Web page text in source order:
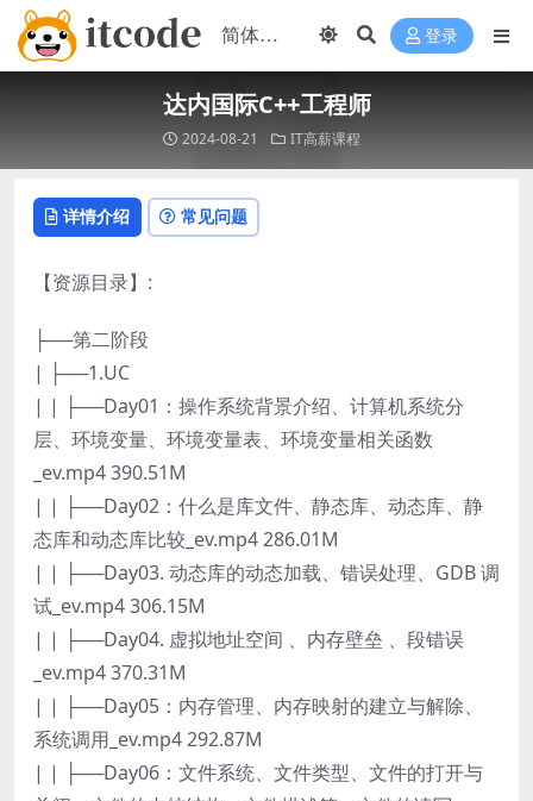
登录
达内国际C++工程师
2024-08-21 IT高薪课程
详情介绍 常见问题
【资源目录】:
├──第二阶段
| ├──1.UC
| | ├──Day01：操作系统背景介绍、计算机系统分
层、环境变量、环境变量表、环境变量相关函数
_ev.mp4 390.51M
| | ├──Day02：什么是库文件、静态库、动态库、静
态库和动态库比较_ev.mp4 286.01M
| | ├──Day03. 动态库的动态加载、错误处理、GDB 调
试_ev.mp4 306.15M
| | ├──Day04. 虚拟地址空间 、内存壁垒 、段错误
_ev.mp4 370.31M
| | ├──Day05：内存管理、内存映射的建立与解除、
系统调用_ev.mp4 292.87M
| | ├──Day06：文件系统、文件类型、文件的打开与